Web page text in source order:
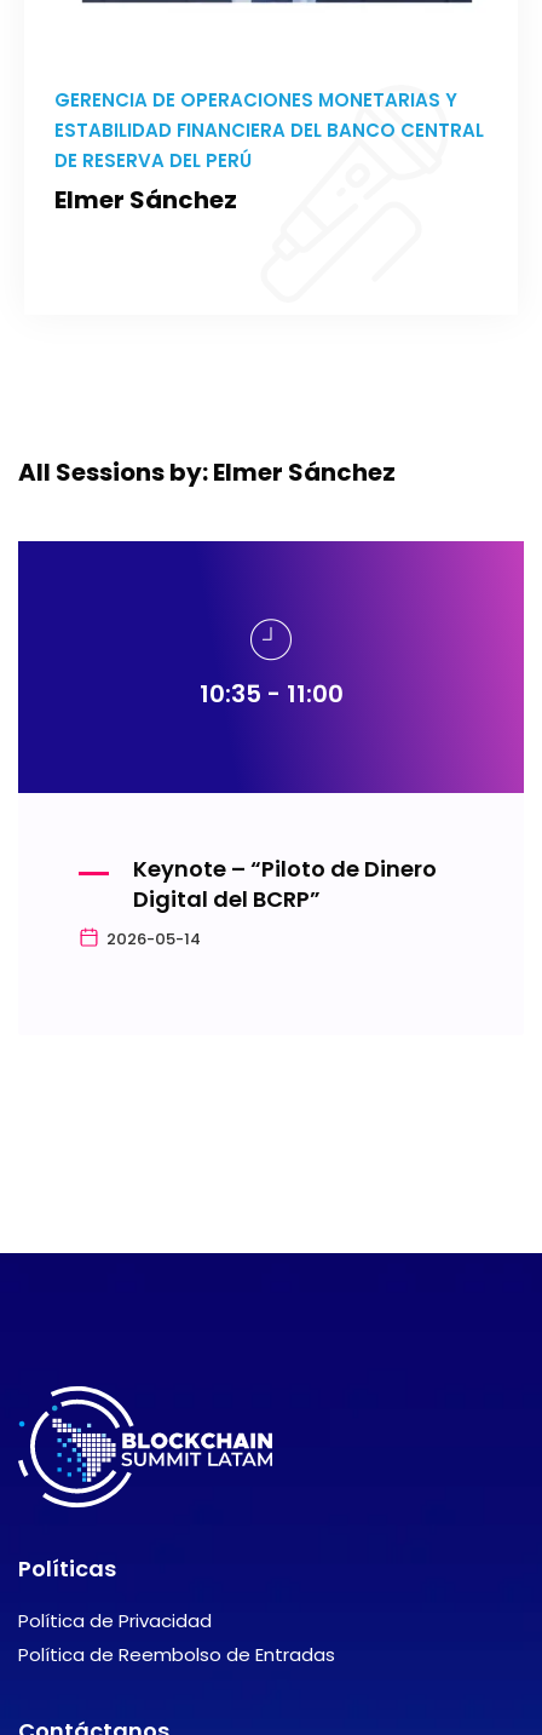
GERENCIA DE OPERACIONES MONETARIAS Y
ESTABILIDAD FINANCIERA DEL BANCO CENTRAL
DE RESERVA DEL PERÚ
Elmer Sánchez
All Sessions by: Elmer Sánchez
10:35 - 11:00
Keynote – “Piloto de Dinero
Digital del BCRP”
2026-05-14
Políticas
Política de Privacidad
Política de Reembolso de Entradas